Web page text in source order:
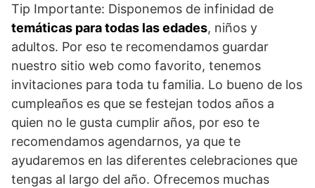
Tip Importante: Disponemos de infinidad de
temáticas para todas las edades, niños y
adultos. Por eso te recomendamos guardar
nuestro sitio web como favorito, tenemos
invitaciones para toda tu familia. Lo bueno de los
cumpleaños es que se festejan todos años a
quien no le gusta cumplir años, por eso te
recomendamos agendarnos, ya que te
ayudaremos en las diferentes celebraciones que
tengas al largo del año. Ofrecemos muchas